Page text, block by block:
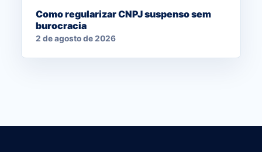
Como regularizar CNPJ suspenso sem
burocracia
2 de agosto de 2026